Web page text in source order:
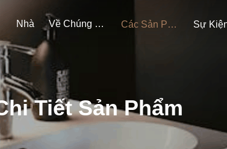
Nhà Về Chúng Tôi Các Sản Phẩm Sự
Tiết Sản Phẩm